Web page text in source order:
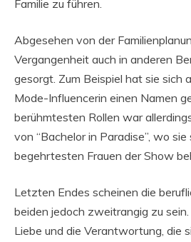
Familie zu führen.
Abgesehen von der
Vergangenheit auch in anderen
gesorgt. Zum Beispiel hat sie sich
Mode-Influencerin einen Namen
berühmtesten Rollen war
von “Bachelor in Paradise”, wo
begehrtesten Frauen der Show
Letzten Endes scheinen die
beiden jedoch zweitrangig zu
Liebe und die Verantwortung, die